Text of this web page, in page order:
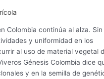
Colombia continúa al alza. Sin
y uniformidad en los
al uso de material vegetal
Génesis Colombia dice
y en la semilla de